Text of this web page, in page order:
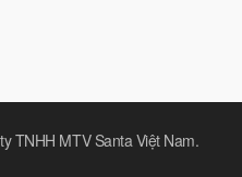
TNHH MTV Santa Việt Nam.